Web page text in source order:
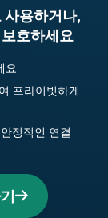
용하거나,
호하세요
요
프라이빗하게
정적인 연결